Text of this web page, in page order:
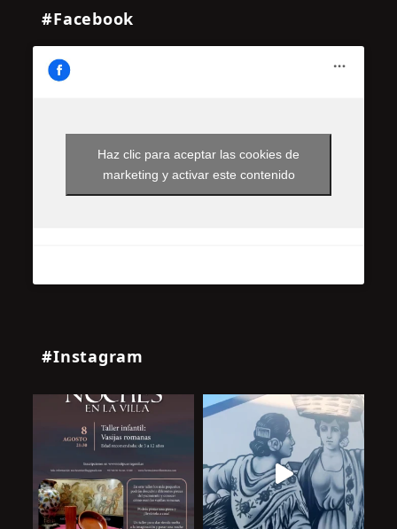
#Facebook
Haz clic para aceptar las cookies de
marketing y activar este contenido
#Instagram